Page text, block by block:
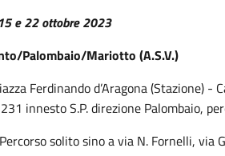
e 22 ottobre 2023
Palombaio/Mariotto (A.S.V.)
Ferdinando d’Aragona (Stazione)
231 innesto S.P. direzione Palombaio,
solito sino a via N. Fornelli, via